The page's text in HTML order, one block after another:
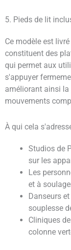
5. Pieds de lit
Ce modèle est
constituent des
qui permet aux
s'appuyer
améliorant ainsi
mouvements
À qui cela
Studios de
sur les
Les
et à
Danseurs
souplesse
Cliniques
colonne